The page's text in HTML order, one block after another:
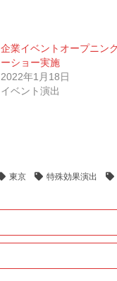
企業イベントオープニン
ーショー実施
2022年1月18日
イベント演出
東京 特殊効果演出